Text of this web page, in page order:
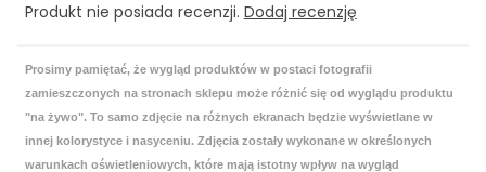
Produkt nie posiada recenzji. Dodaj recenzję
Prosimy pamiętać, że wygląd produktów w postaci fotografii
zamieszczonych na stronach sklepu może różnić się od wyglądu produktu
"na żywo". To samo zdjęcie na różnych ekranach będzie wyświetlane w
innej kolorystyce i nasyceniu. Zdjęcia zostały wykonane w określonych
warunkach oświetleniowych, które mają istotny wpływ na wygląd